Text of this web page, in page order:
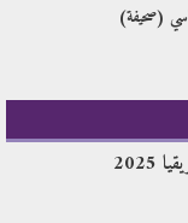
(صحيفة)